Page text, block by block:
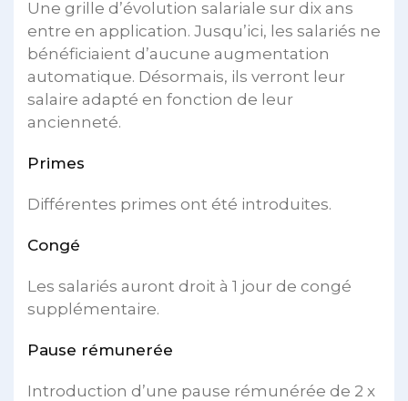
Une grille d’évolution salariale sur dix ans
entre en application. Jusqu’ici, les salariés ne
bénéficiaient d’aucune augmentation
automatique. Désormais, ils verront leur
salaire adapté en fonction de leur
ancienneté.
Primes
Différentes primes ont été introduites.
Congé
Les salariés auront droit à 1 jour de congé
supplémentaire.
Pause rémunerée
Introduction d’une pause rémunérée de 2 x